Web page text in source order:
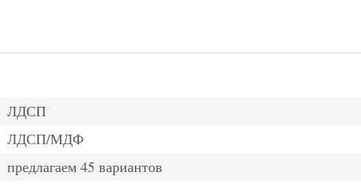
ЛДСП
ЛДСП/МДФ
предлагаем 45 вариантов